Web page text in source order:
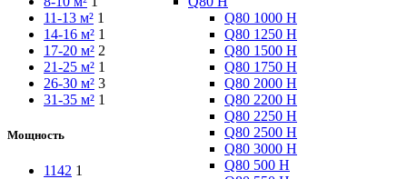
Q80 1000 H
Q80 1250 H
Q80 1500 H
Q80 1750 H
Q80 2000 H
Q80 2200 H
Q80 2250 H
Q80 2500 H
Q80 3000 H
Q80 500 H
11-13 м² 1
14-16 м² 1
17-20 м² 2
21-25 м² 1
26-30 м² 3
31-35 м² 1
Мощность
1142 1